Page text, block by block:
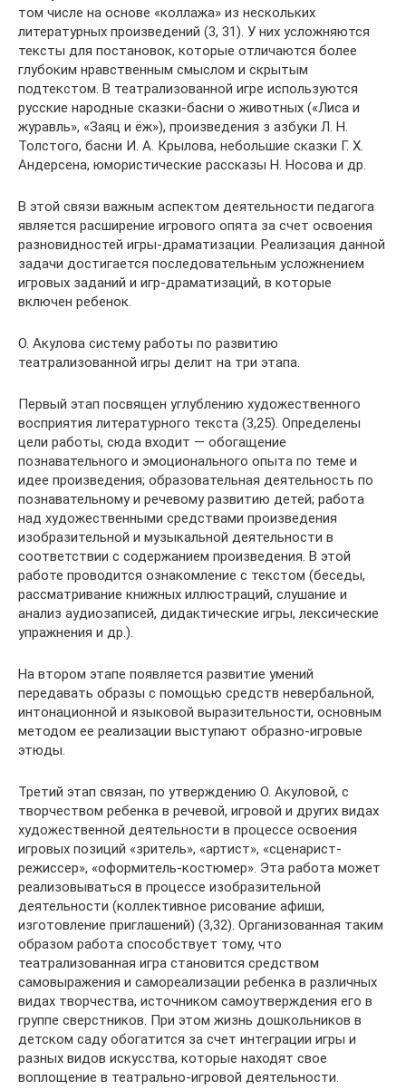
том числе на основе «коллажа» из нескольких
литературных произведений (3, 31). У них усложняются
тексты для постановок, которые отличаются более
глубоким нравственным смыслом и скрытым
подтекстом. В театрализованной игре используются
русские народные сказки-басни о животных («Лиса и
журавль», «Заяц и ёж»), произведения з азбуки Л. Н.
Толстого, басни И. А. Крылова, небольшие сказки Г. Х.
Андерсена, юмористические рассказы Н. Носова и др.
В этой связи важным аспектом деятельности педагога
является расширение игрового опята за счет освоения
разновидностей игры-драматизации. Реализация данной
задачи достигается последовательным усложнением
игровых заданий и игр-драматизаций, в которые
включен ребенок.
О. Акулова систему работы по развитию
театрализованной игры делит на три этапа.
Первый этап посвящен углублению художественного
восприятия литературного текста (3,25). Определены
цели работы, сюда входит — обогащение
познавательного и эмоционального опыта по теме и
идее произведения; образовательная деятельность по
познавательному и речевому развитию детей; работа
над художественными средствами произведения
изобразительной и музыкальной деятельности в
соответствии с содержанием произведения. В этой
работе проводится ознакомление с текстом (беседы,
рассматривание книжных иллюстраций, слушание и
анализ аудиозаписей, дидактические игры, лексические
упражнения и др.).
На втором этапе появляется развитие умений
передавать образы с помощью средств невербальной,
интонационной и языковой выразительности, основным
методом ее реализации выступают образно-игровые
этюды.
Третий этап связан, по утверждению О. Акуловой, с
творчеством ребенка в речевой, игровой и других видах
художественной деятельности в процессе освоения
игровых позиций «зритель», «артист», «сценарист-
режиссер», «оформитель-костюмер». Эта работа может
реализовываться в процессе изобразительной
деятельности (коллективное рисование афиши,
изготовление приглашений) (3,32). Организованная таким
образом работа способствует тому, что
театрализованная игра становится средством
самовыражения и самореализации ребенка в различных
видах творчества, источником самоутверждения его в
группе сверстников. При этом жизнь дошкольников в
детском саду обогатится за счет интеграции игры и
разных видов искусства, которые находят свое
воплощение в театрально-игровой деятельности.